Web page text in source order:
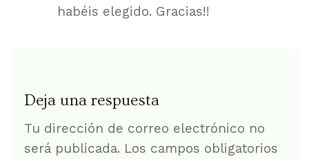
habéis elegido. Gracias!!
Deja una respuesta
Tu dirección de correo electrónico no
será publicada. Los campos obligatorios